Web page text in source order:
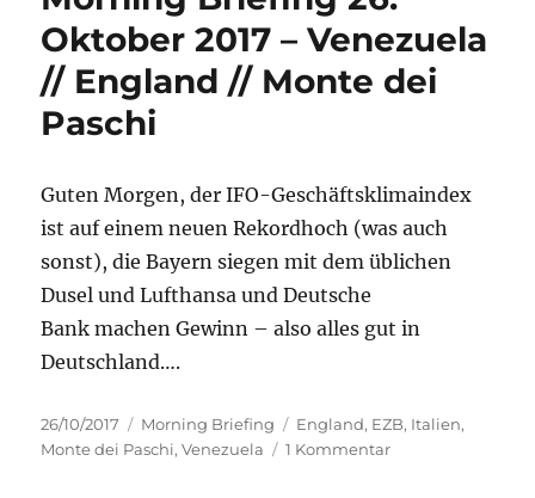
November
2017
–
USA:
//
Oktober 2017 – Venezuela
// England // Monte dei
Paschi
Guten Morgen, der IFO-Geschäftsklimaindex
ist auf einem neuen Rekordhoch (was auch
sonst), die Bayern siegen mit dem üblichen
Dusel und Lufthansa und Deutsche
Bank machen Gewinn – also alles gut in
Deutschland….
Veröffentlicht
am
26/10/2017 Kategorien
Morning Briefing Schlagwörter
England, EZB, Italien,
Monte dei Paschi,Venezuela 1 Kommentarzu